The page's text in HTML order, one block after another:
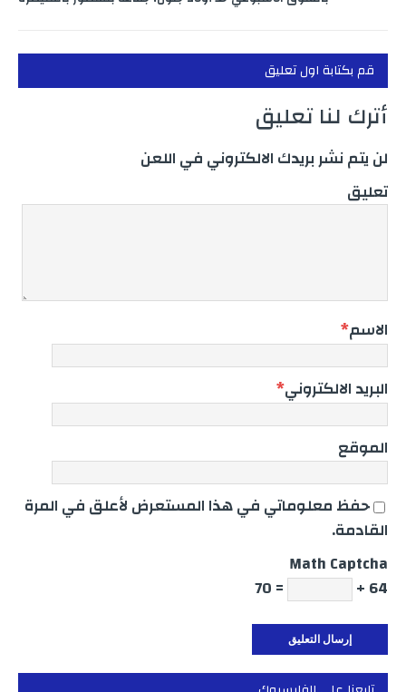
قم بكتابة اول تعليق
أترك لنا تعليق
لن يتم نشر بريدك الالكتروني في اللعن
تعليق
الاسم*
البريد الالكتروني*
الموقع
حفظ معلوماتي في هذا المستعرض لأعلق في المرة
القادمة.
Math Captcha
64 +
= 70